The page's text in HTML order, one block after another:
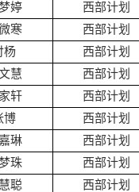
婷
西部计划
寒
西部计划
杨
西部计划
慧
西部计划
轩
西部计划
博
西部计划
琳
西部计划
珠
西部计划
聪
西部计划